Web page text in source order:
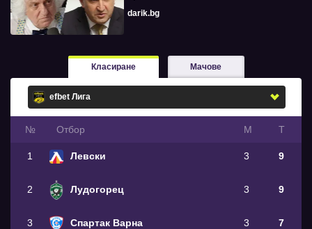
darik.bg
Класиране Мачове
№ Oтбор М Т
1 Левски 3 9
2 Лудогорец 3 9
3 Спартак Варна 3 7